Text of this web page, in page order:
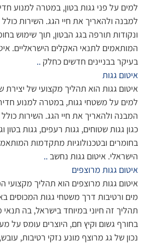
למים על פני גגות בטון, במטרה למנוע
למבנה ולהאריך את חיי הגג. השירות כולל
ונקודות תורפה בגג הבטון, תוך שימוש
המותאמים לתנאי האקלים הישראליים.
בעיקר בבניינים חדשים כחלק ..
איטום גגות
איטום גגות הוא תהליך מקצועי של
למים על משטחי גגות, במטרה למנוע
המבנה ולהאריך את חיי הגג. השירות כולל
כגון גגות שטוחים, גגות רעפים, גגות בטון
בחומרים ובטכנולוגיות מתקדמות
הישראלי. איטום גגות נחשב ..
איטום גגות מרוצפים
איטום גגות מרוצפים הוא תהליך מקצועי
מים ורטיבות דרך משטחי גגות המכוסים
תהליך זה חיוני במיוחד בישראל, בה תנאי
בחורף גשום וקיץ חם, היוצרים עומס על
נכון של גג מרוצף מונע נזקי רטיבות,